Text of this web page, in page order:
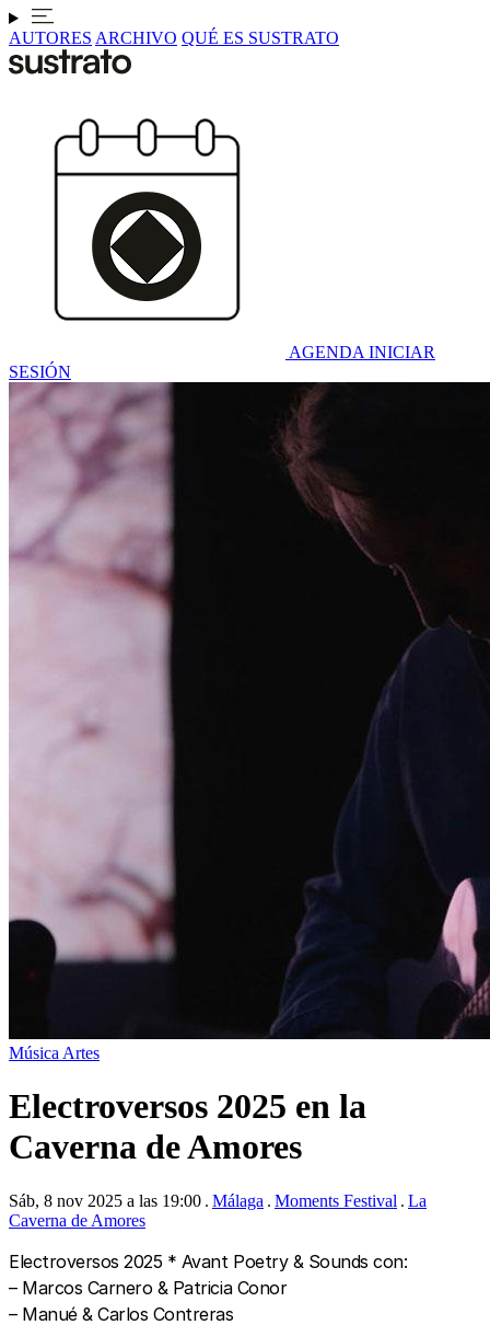
AUTORES ARCHIVO QUÉ ES SUSTRATO
AGENDA INICIAR
SESIÓN
Música Artes
Electroversos 2025 en la
Caverna de Amores
Sáb, 8 nov 2025 a las 19:00 Málaga Moments Festival
La
Caverna de Amores
Electroversos 2025 * Avant Poetry & Sounds con:
– Marcos Carnero & Patricia Conor
– Manué & Carlos Contreras